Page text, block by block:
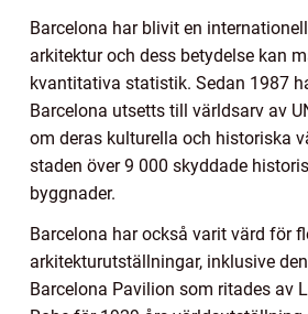
Barcelona har blivit en
arkitektur och dess betydelse kan
kvantitativa statistik. Sedan 1987
Barcelona utsetts till världsarv av
om deras kulturella och historiska
staden över 9 000 skyddade
byggnader.
Barcelona har också varit värd för
arkitekturutställningar, inklusive
Barcelona Pavilion som ritades av